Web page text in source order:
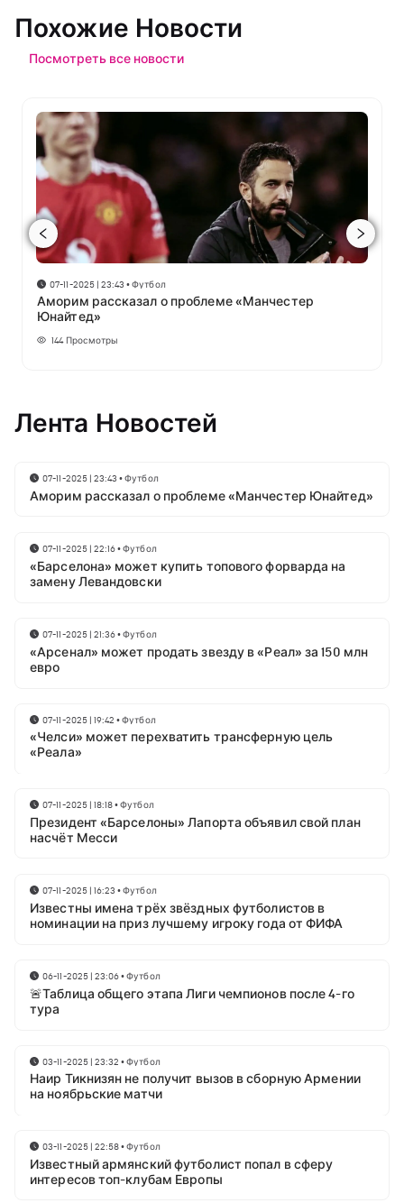
Похожие Новости
Посмотреть все новости
07-11-2025 | 23:43 •Футбол
Аморим рассказал о проблеме «Манчестер
Юнайтед»
144 Просмотры
Лента Новостей
07-11-2025 | 23:43 •Футбол
Аморим рассказал о проблеме «Манчестер Юнайтед»
07-11-2025 | 22:16•Футбол
«Барселона» может купить топового форварда на
замену Левандовски
07-11-2025 | 21:36•Футбол
«Арсенал» может продать звезду в «Реал» за 150 млн
евро
07-11-2025 | 19:42 •Футбол
«Челси» может перехватить трансферную цель
«Реала»
07-11-2025 | 18:18•Футбол
Президент «Барселоны» Лапорта объявил свой план
насчёт Месси
07-11-2025 | 16:23 •Футбол
Известны имена трёх звёздных футболистов в
номинации на приз лучшему игроку года от ФИФА
06-11-2025 | 23:06•Футбол
🚨Таблица общего этапа Лиги чемпионов после 4-го
тура
03-11-2025 | 23:32 •Футбол
Наир Тикнизян не получит вызов в сборную Армении
на ноябрьские матчи
03-11-2025 | 22:58•Футбол
Известный армянский футболист попал в сферу
интересов топ-клубам Европы